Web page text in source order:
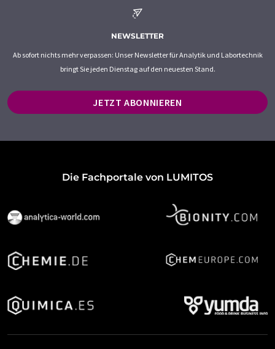
NEWSLETTER
Ab sofort nichts mehr verpassen: Unser Newsletter für Analytik und Labortechnik
bringt Sie jeden Dienstag auf den neuesten Stand.
JETZT ABONNIEREN
Die Fachportale von LUMITOS